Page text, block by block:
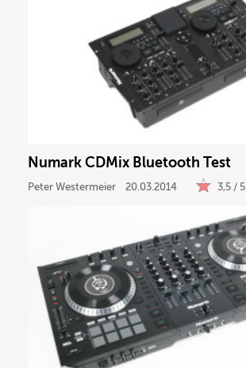
Numark CDMix Bluetooth Test
Peter Westermeier 20.03.2014 3,5 / 5